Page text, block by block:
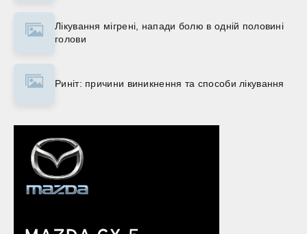
Лікування мігрені, напади болю в одній половині
голови
Риніт: причини виникнення та способи лікування